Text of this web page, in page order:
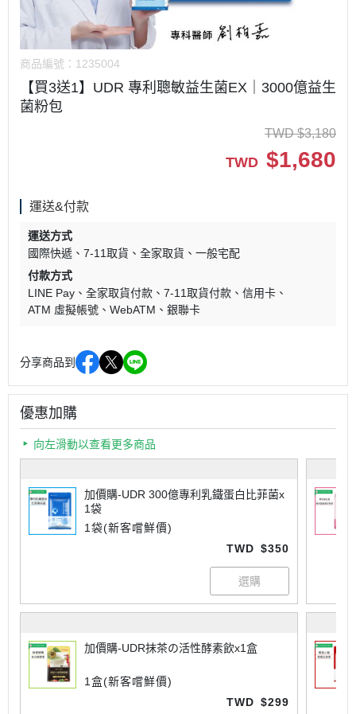
商品編號： 1235004
【買3送1】UDR 專利聰敏益生菌EX｜3000億益生
菌粉包
TWD $3,180
TWD $1,680
運送&付款
運送方式
國際快遞
7-11取貨 全家取貨
一般宅配
付款方式
LINE Pay
全家取貨付款 7-11取貨付款
信用卡
ATM 虛擬帳號
WebATM 銀聯卡
分享商品到
優惠加購
向左滑動以查看更多商品
加價購-UDR 300億專利乳鐵蛋白比菲菌x
1袋
1袋(新客嚐鮮價)
TWD $350
加價購-UDR抹茶の活性酵素飲x1盒
1盒(新客嚐鮮價)
TWD $299